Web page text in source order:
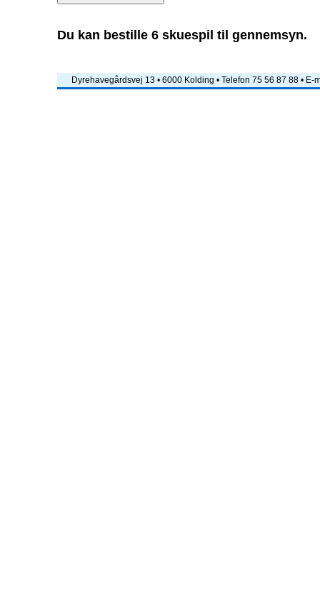
Du kan bestille 6 skuespil til gennemsyn.
Dyrehavegårdsvej 13 • 6000 Kolding • Telefon 75 56 87 88 • E-